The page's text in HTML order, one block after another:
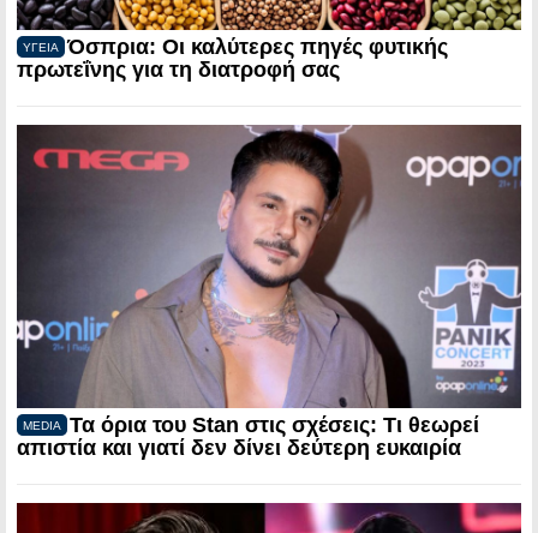
ΥΓΕΙΑ
Όσπρια: Οι καλύτερες πηγές φυτικής
πρωτεΐνης για τη διατροφή σας
MEDIA
Τα όρια του Stan στις σχέσεις: Τι θεωρεί
απιστία και γιατί δεν δίνει δεύτερη ευκαιρία